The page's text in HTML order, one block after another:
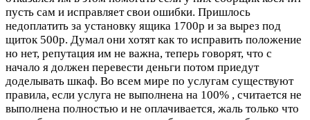
пусть сам и исправляет свои ошибки. Пришлось
недоплатить за установку ящика 1700р и за вырез под
щиток 500р. Думал они хотят как то исправить положение
но нет, репутация им не важна, теперь говорят, что с
начало я должен перевести деньги потом приедут
доделывать шкаф. Во всем мире по услугам существуют
правила, если услуга не выполнена на 100% , считается не
выполнена полностью и не оплачивается, жаль только что